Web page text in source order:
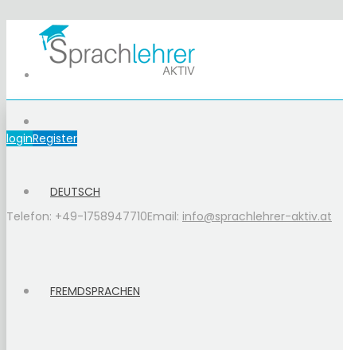
loginRegister
Telefon: +49-1758947710Email: info@sprachlehrer-aktiv.at
DEUTSCH
FREMDSPRACHEN